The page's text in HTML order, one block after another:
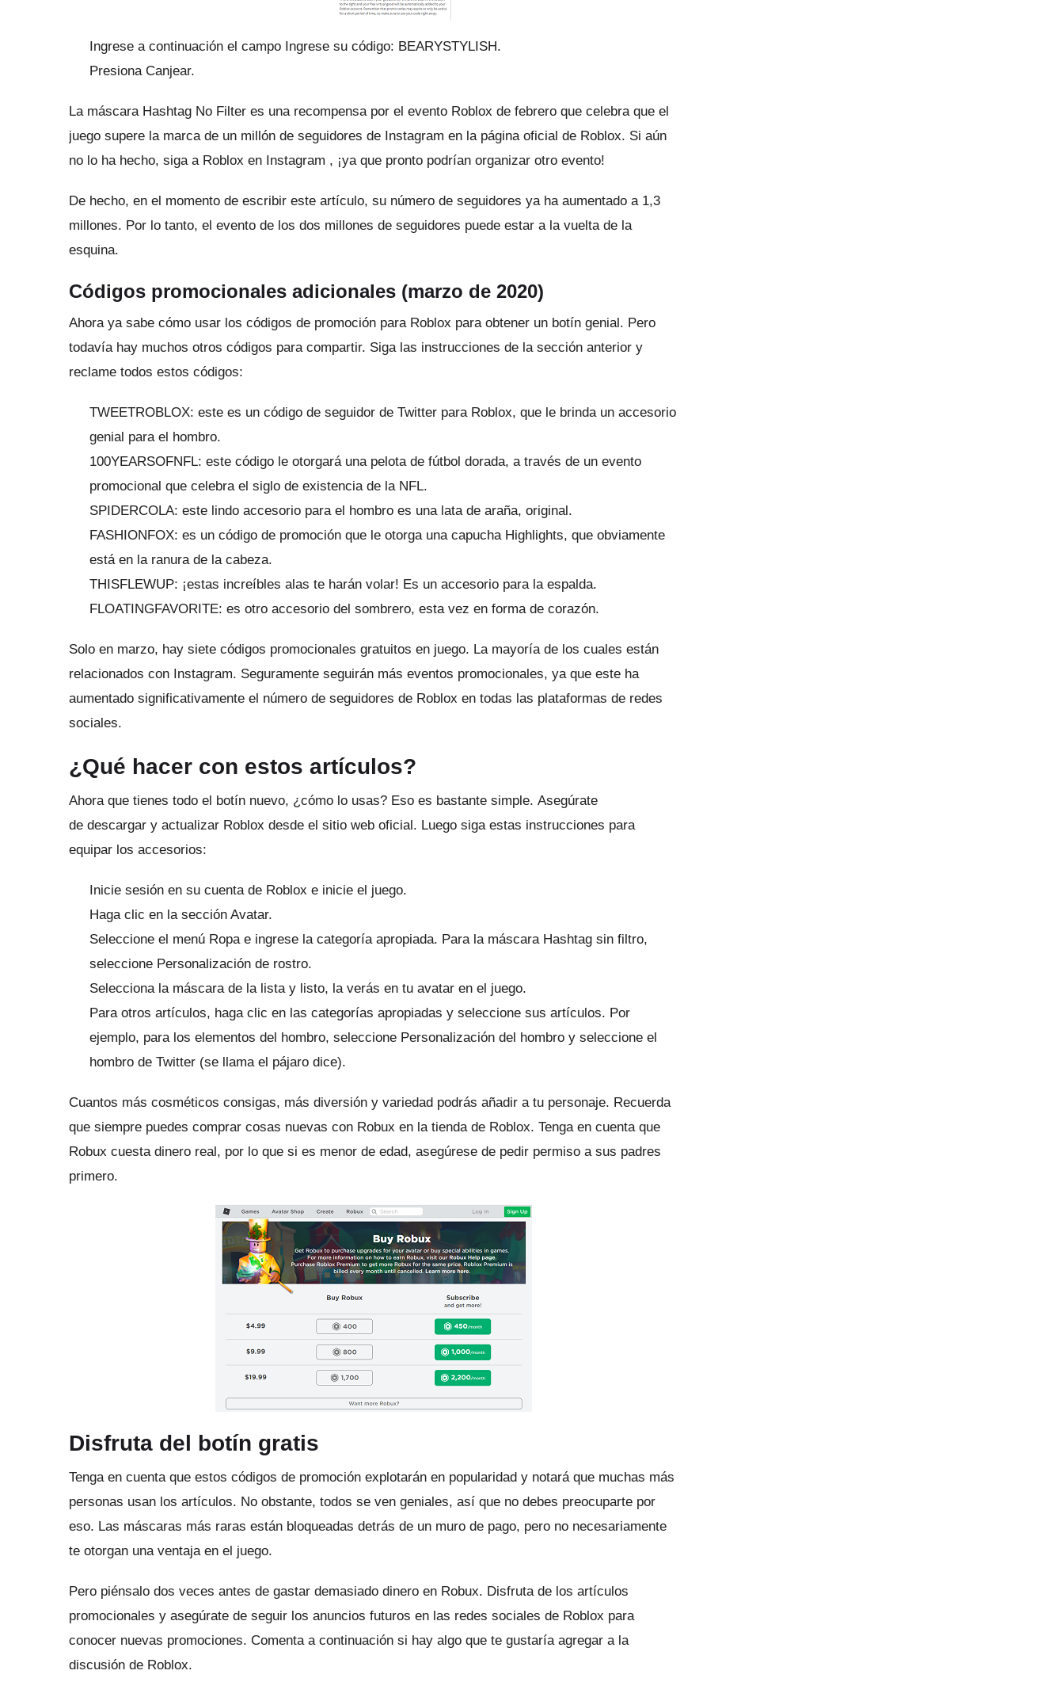
Ingrese a continuación el campo Ingrese su código: BEARYSTYLISH.
Presiona Canjear.
La máscara Hashtag No Filter es una recompensa por el evento Roblox de febrero que celebra que el
juego supere la marca de un millón de seguidores de Instagram en la página oficial de Roblox. Si aún
no lo ha hecho, siga a Roblox en Instagram , ¡ya que pronto podrían organizar otro evento!
De hecho, en el momento de escribir este artículo, su número de seguidores ya ha aumentado a 1,3
millones. Por lo tanto, el evento de los dos millones de seguidores puede estar a la vuelta de la
esquina.
Códigos promocionales adicionales (marzo de 2020)
Ahora ya sabe cómo usar los códigos de promoción para Roblox para obtener un botín genial. Pero
todavía hay muchos otros códigos para compartir. Siga las instrucciones de la sección anterior y
reclame todos estos códigos:
TWEETROBLOX: este es un código de seguidor de Twitter para Roblox, que le brinda un accesorio
genial para el hombro.
100YEARSOFNFL: este código le otorgará una pelota de fútbol dorada, a través de un evento
promocional que celebra el siglo de existencia de la NFL.
SPIDERCOLA: este lindo accesorio para el hombro es una lata de araña, original.
FASHIONFOX: es un código de promoción que le otorga una capucha Highlights, que obviamente
está en la ranura de la cabeza.
THISFLEWUP: ¡estas increíbles alas te harán volar! Es un accesorio para la espalda.
FLOATINGFAVORITE: es otro accesorio del sombrero, esta vez en forma de corazón.
Solo en marzo, hay siete códigos promocionales gratuitos en juego. La mayoría de los cuales están
relacionados con Instagram. Seguramente seguirán más eventos promocionales, ya que este ha
aumentado significativamente el número de seguidores de Roblox en todas las plataformas de redes
sociales.
¿Qué hacer con estos artículos?
Ahora que tienes todo el botín nuevo, ¿cómo lo usas? Eso es bastante simple. Asegúrate
de descargar y actualizar Roblox desde el sitio web oficial. Luego siga estas instrucciones para
equipar los accesorios:
Inicie sesión en su cuenta de Roblox e inicie el juego.
Haga clic en la sección Avatar.
Seleccione el menú Ropa e ingrese la categoría apropiada. Para la máscara Hashtag sin filtro,
seleccione Personalización de rostro.
Selecciona la máscara de la lista y listo, la verás en tu avatar en el juego.
Para otros artículos, haga clic en las categorías apropiadas y seleccione sus artículos. Por
ejemplo, para los elementos del hombro, seleccione Personalización del hombro y seleccione el
hombro de Twitter (se llama el pájaro dice).
Cuantos más cosméticos consigas, más diversión y variedad podrás añadir a tu personaje. Recuerda
que siempre puedes comprar cosas nuevas con Robux en la tienda de Roblox. Tenga en cuenta que
Robux cuesta dinero real, por lo que si es menor de edad, asegúrese de pedir permiso a sus padres
primero.
Disfruta del botín gratis
Tenga en cuenta que estos códigos de promoción explotarán en popularidad y notará que muchas más
personas usan los artículos. No obstante, todos se ven geniales, así que no debes preocuparte por
eso. Las máscaras más raras están bloqueadas detrás de un muro de pago, pero no necesariamente
te otorgan una ventaja en el juego.
Pero piénsalo dos veces antes de gastar demasiado dinero en Robux. Disfruta de los artículos
promocionales y asegúrate de seguir los anuncios futuros en las redes sociales de Roblox para
conocer nuevas promociones. Comenta a continuación si hay algo que te gustaría agregar a la
discusión de Roblox.